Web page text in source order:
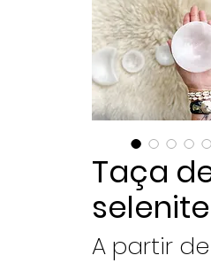
Taça
selenite
A partir de